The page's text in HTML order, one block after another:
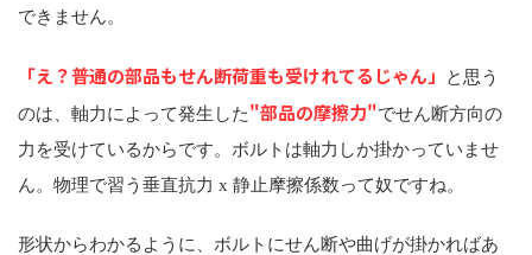
できません。
「え？普通の部品もせん断荷重も受けれてるじゃん」
と思う
のは、軸力によって発生した"部品の摩擦力"でせん断方向の
力を受けているからです。ボルトは軸力しか掛かっていませ
ん。物理で習う垂直抗力 x 静止摩擦係数って奴ですね。
形状からわかるように、ボルトにせん断や曲げが掛かればあ